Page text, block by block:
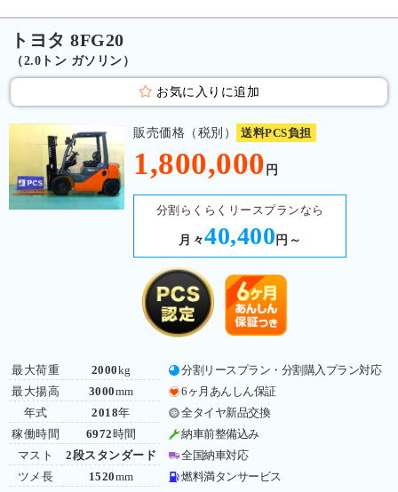
トヨタ 8FG20
（2.0トン ガソリン）
お気に入りに追加
販売価格（税別） 送料PCS負担
1,800,000 円
分割らくらくリースプランなら
月々40,400 円～
最大荷重
最大揚高
年式
稼働時間
マスト
ツメ長
2000kg
3000mm
2018年
6972 時間
2段スタンダード
1520mm
分割リースプラン・分割購入プラン対応
6ヶ月あんしん保証
全タイヤ新品交換
納車前整備込み
全国納車対応
燃料満タンサービス